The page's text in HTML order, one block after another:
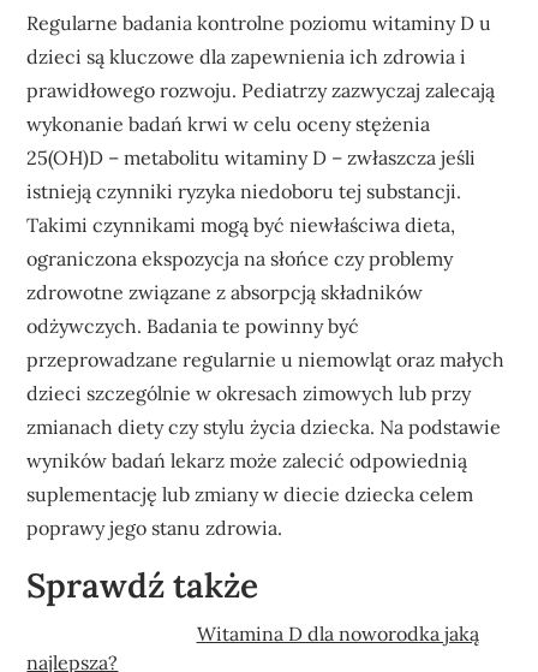
Regularne badania kontrolne poziomu witaminy D u
dzieci są kluczowe dla zapewnienia ich zdrowia i
prawidłowego rozwoju. Pediatrzy zazwyczaj zalecają
wykonanie badań krwi w celu oceny stężenia
25(OH)D – metabolitu witaminy D – zwłaszcza jeśli
istnieją czynniki ryzyka niedoboru tej substancji.
Takimi czynnikami mogą być niewłaściwa dieta,
ograniczona ekspozycja na słońce czy problemy
zdrowotne związane z absorpcją składników
odżywczych. Badania te powinny być
przeprowadzane regularnie u niemowląt oraz małych
dzieci szczególnie w okresach zimowych lub przy
zmianach diety czy stylu życia dziecka. Na podstawie
wyników badań lekarz może zalecić odpowiednią
suplementację lub zmiany w diecie dziecka celem
poprawy jego stanu zdrowia.
Sprawdź także
Witamina D dla noworodka jaką
najlepsza?